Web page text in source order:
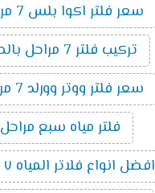
سعر فلتر اكوا بلس 7 مراحل
تركيب فلتر 7 مراحل بالصور
سعر فلتر ووتر وورلد 7 مراحل
فلتر مياه سبع مراحل
افضل انواع فلاتر المياه ٧ مراحل